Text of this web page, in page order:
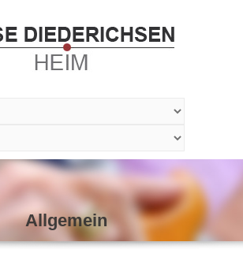
Allgemein